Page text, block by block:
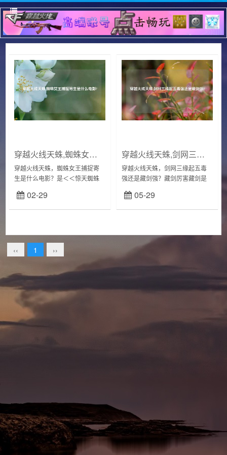
穿越火线天蛛,蜘蛛女王捕捉寄生是什么电影?
穿越火线天蛛，蜘蛛女王捕捉寄
生是什么电影？是＜＜惊天蜘蛛
概是：在美国的一项太空实验计
划中，科学家将蜘蛛放养到外太
02-29
穿越火线天蛛,剑网三缘起五毒强还是藏剑强?
穿越火线天蛛，剑网三缘起五毒
强还是藏剑强？藏剑厉害藏剑是
出,输出的话一般比不过藏剑。毒
经:PVE的输出能力更强,不仅可以
05-29
‹‹ 1 ››